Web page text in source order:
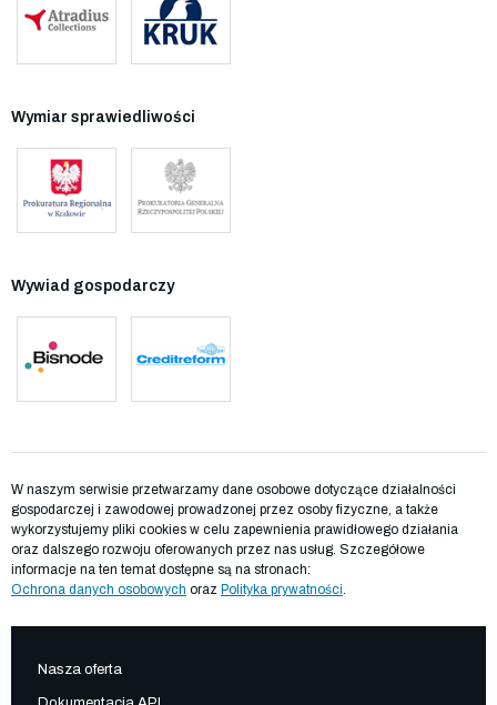
Wymiar sprawiedliwości
Wywiad gospodarczy
W naszym serwisie przetwarzamy dane osobowe dotyczące działalności
gospodarczej i zawodowej prowadzonej przez osoby fizyczne, a także
wykorzystujemy pliki cookies w celu zapewnienia prawidłowego działania
oraz dalszego rozwoju oferowanych przez nas usług. Szczegółowe
informacje na ten temat dostępne są na stronach:
Ochrona danych osobowych oraz Polityka prywatności.
Nasza oferta